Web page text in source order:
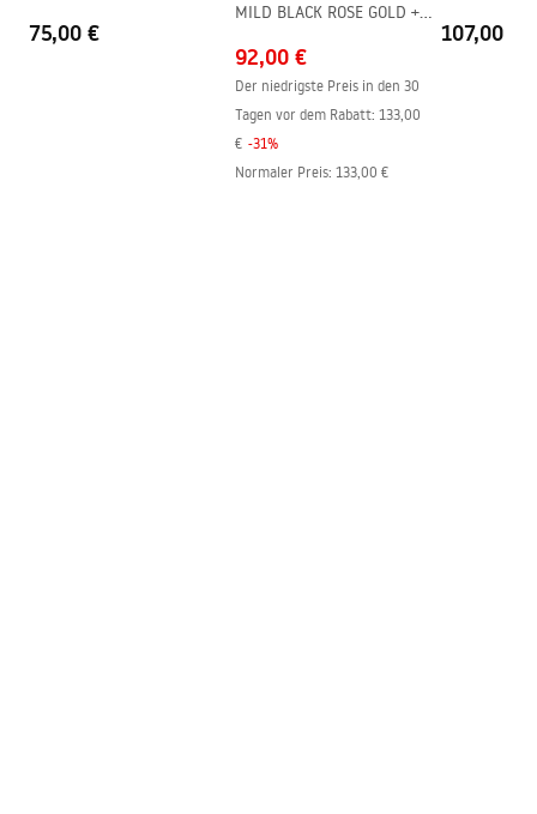
75,00 €
MILD BLACK ROSE GOLD +
92,00 €
Der niedrigste Preis in den 30
Tagen vor dem Rabatt: 133,00
€ -31%
Normaler Preis: 133,00 €
107,00 €